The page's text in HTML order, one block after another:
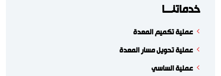
خدماتنـــا
عملية تكميم المعدة
عملية تحويل مسار المعدة
عملية الساسي